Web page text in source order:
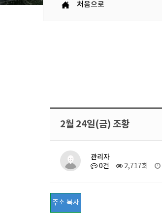
처음으로
2월 24일(금) 조황
관리자
0건 2,717회
주소 복사